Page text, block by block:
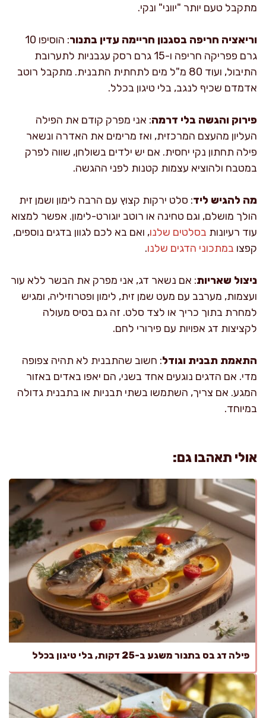
מתקבל טעם יותר "יווני" ונקי.
וריאציה חריפה בסגנון חריימה עדין בתנור
: הוסיפו 10
גרם פפריקה חריפה ו-15 גרם רסק עגבניות לתערובת
התיבול, ועוד 80 מ"ל מים לתחתית התבנית. מתקבל רוטב
אדמדם שכיף לנגב, בלי טיגון בכלל.
פירוק והגשה בלי דרמה: אני מפרק קודם את הפילה
העליון מהעצם המרכזית, ואז מרימים את האדרה ונשאר
פילה תחתון נקי יחסית. אם יש ילדים בשולחן, שווה לפרק
במטבח ולהוציא עצמות קטנות לפני ההגשה.
מה להגיש ליד: סלט ירקות קצוץ עם הרבה לימון ושמן זית
הולך מושלם, וגם טחינה או רוטב יוגורט-לימון. אפשר למצוא
עוד רעיונות בסלטים שלנו, ואם בא לכם לגוון בדגים נוספים,
קפצו במתכוני הדגים שלנו.
ניצול שאריות: אם נשאר דג, אני מפרק את הבשר ללא עור
ועצמות, מערבב עם מעט שמן זית, לימון ופטרוזיליה, ומגיש
למחרת בתוך כריך או לצד סלט. זה גם בסיס מעולה
לקציצות דג אפויות עם פירורי לחם.
התאמת תבנית וגודל: חשוב שהתבנית לא תהיה צפופה
מדי. אם הדגים נוגעים אחד בשני, הם יאפו באדים באזור
המגע. אם צריך, השתמשו בשתי תבניות או בתבנית גדולה
במיוחד.
אולי תאהבו גם:
פילה דג בס בתנור משגע ב-25 דקות, בלי טיגון בכלל